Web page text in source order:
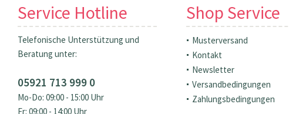
Service Hotline
Telefonische Unterstützung und
Beratung unter:
05921 713 999 0
Mo-Do: 09:00 - 15:00 Uhr
Fr: 09:00 - 14:00 Uhr
Shop Service
Musterversand
Kontakt
Newsletter
Versandbedingungen
Zahlungsbedingungen